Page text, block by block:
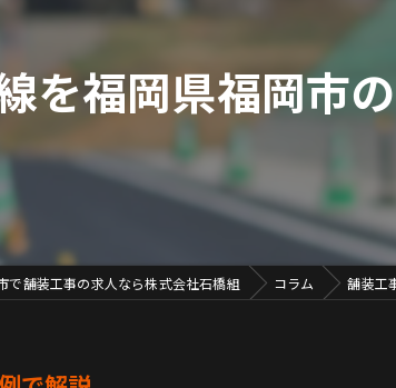
を福岡県福岡市
で舗装工事の求人なら株式会社石橋組 コラム 舗装工